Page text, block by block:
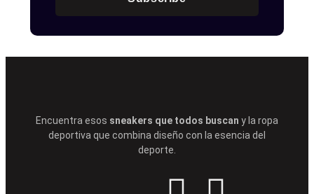
Encuentra esos sneakers que todos buscan y la ropa
deportiva que combina diseño con la esencia del
deporte.